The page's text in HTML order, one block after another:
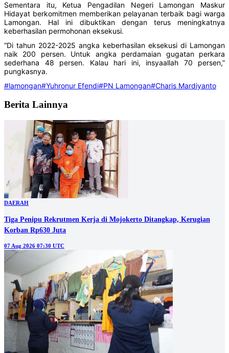
Sementara itu, Ketua Pengadilan Negeri Lamongan Maskur
Hidayat berkomitmen memberikan pelayanan terbaik bagi warga
Lamongan. Hal ini dibuktikan dengan terus meningkatnya
keberhasilan permohonan eksekusi.
“Di tahun 2022-2025 angka keberhasilan eksekusi di Lamongan
naik 200 persen. Untuk angka perdamaian gugatan perkara
sederhana 48 persen. Kalau hari ini, insyaallah 70 persen,”
pungkasnya.
#lamongan#Yuhronur Efendi#PN Lamongan#Charis Mardiyanto
Berita Lainnya
DAERAH
Tiga Penipu Rekrutmen Kerja di Mojokerto Ditangkap, Kerugian
Korban Rp630 Juta
07 Aug 2026 07:30 UTC